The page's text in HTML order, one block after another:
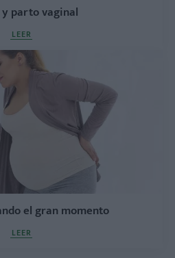
parto vaginal
LEER
el gran momento
LEER